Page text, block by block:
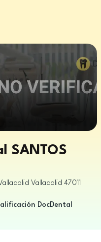
SANTOS
Valladolid 47011
DocDental